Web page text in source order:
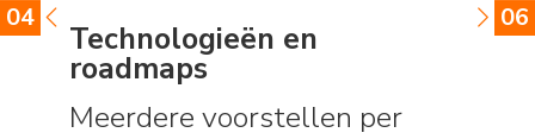
04 06
Technologieën en
roadmaps
Meerdere voorstellen per